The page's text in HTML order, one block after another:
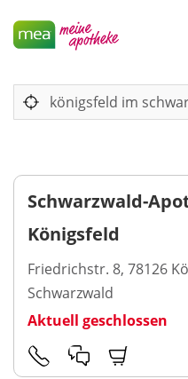
Schwarzwald-
Königsfeld
Friedrichstr. 8, 78126
Schwarzwald
Aktuell geschlossen